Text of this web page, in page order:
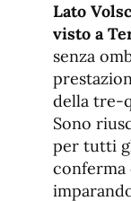
Lato
visto a
senza
della tre-
Sono
per tutti
conferma